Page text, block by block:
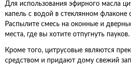
Для использования эфирного масла
капель с водой в стеклянном флаконе
Распылите смесь на оконные и
места, где вы хотите отпугнуть пауков.
Кроме того, цитрусовые являются
средством и придают дому свежий